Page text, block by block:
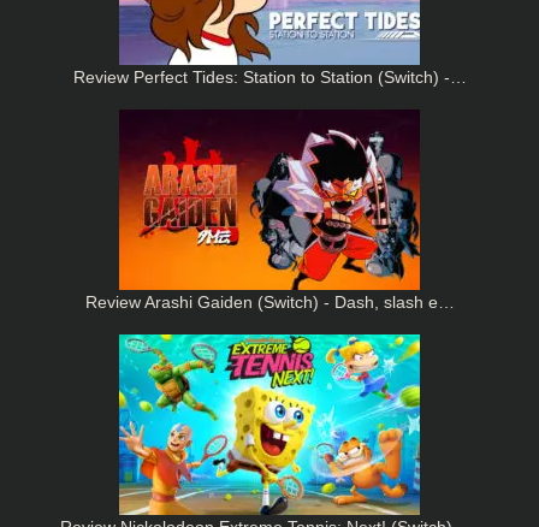
Review Perfect Tides: Station to Station (Switch) -…
Review Arashi Gaiden (Switch) - Dash, slash e…